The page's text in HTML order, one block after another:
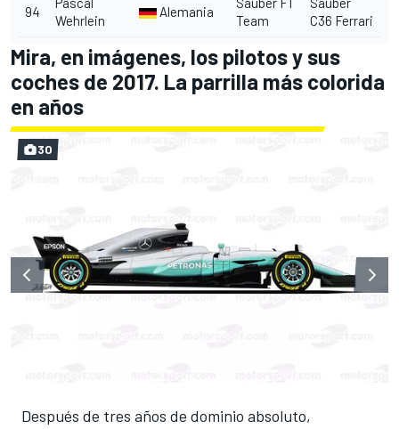
94
Wehrlein
Alemania
Team
C36 Ferrari
Mira, en imágenes, los pilotos y sus
coches de 2017. La parrilla más colorida
en años
Después de tres años de dominio absoluto,
30